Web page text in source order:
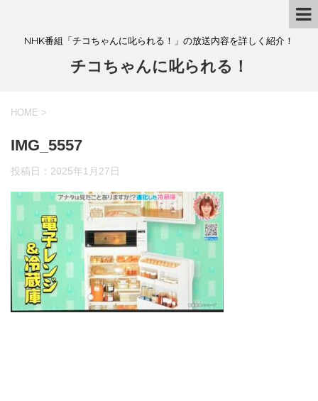
NHK番組「チコちゃんに叱られる！」の放送内容を詳しく紹介！
チコちゃんに叱られる！
HOME >
IMG_5557
投稿日： 2025年1月27日